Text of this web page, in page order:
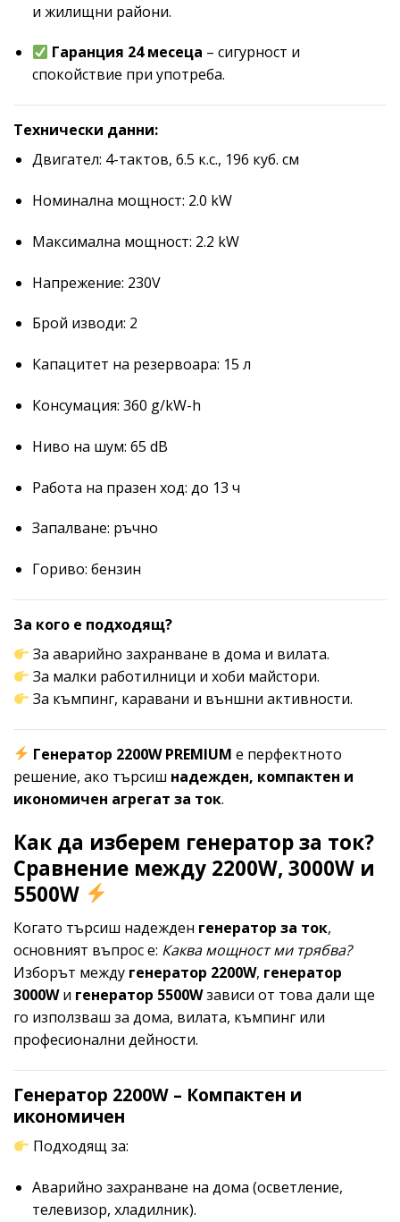
и жилищни райони.
Гаранция 24 месеца – сигурност и
спокойствие при употреба.
Технически данни:
Двигател: 4-тактов, 6.5 к.с., 196 куб. см
Номинална мощност: 2.0 kW
Максимална мощност: 2.2 kW
Напрежение: 230V
Брой изводи: 2
Капацитет на резервоара: 15 л
Консумация: 360 g/kW-h
Ниво на шум: 65 dB
Работа на празен ход: до 13 ч
Запалване: ръчно
Гориво: бензин
За кого е подходящ?
За аварийно захранване в дома и вилата.
За малки работилници и хоби майстори.
За къмпинг, каравани и външни активности.
Генератор 2200W PREMIUM е перфектното
решение, ако търсиш надежден, компактен и
икономичен агрегат за ток.
Как да изберем генератор за ток?
Сравнение между 2200W, 3000W и
5500W
Когато търсиш надежден генератор за ток,
основният въпрос е: Каква мощност ми трябва?
Изборът между генератор 2200W, генератор
3000Wи генератор 5500Wзависи от това дали ще
го използваш за дома, вилата, къмпинг или
професионални дейности.
Генератор 2200W – Компактен и
икономичен
Подходящ за:
Аварийно захранване на дома (осветление,
телевизор, хладилник).